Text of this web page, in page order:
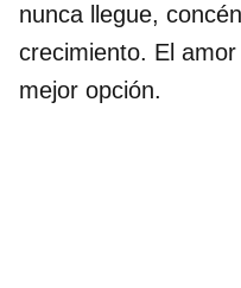
nunca llegue,
crecimiento. El
mejor opción.